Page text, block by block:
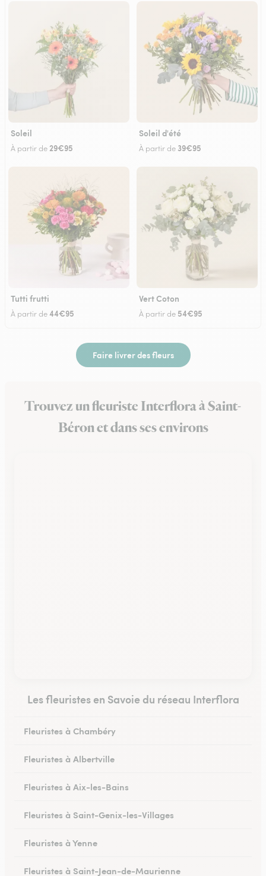
Soleil
À partir de29€95
Soleil d'été
À partir de 39€95
Tutti frutti
À partir de44€95
Vert Coton
À partir de 54€95
Faire livrer des fleurs
Trouvez un fleuriste Interflora à Saint-
Béron et dans ses environs
Les fleuristes en Savoie du réseau Interflora
Fleuristes à Chambéry
Fleuristes à Albertville
Fleuristes à Aix-les-Bains
Fleuristes à Saint-Genix-les-Villages
Fleuristes à Yenne
Fleuristes à Saint-Jean-de-Maurienne